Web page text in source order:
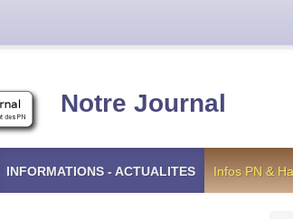
Notre Journal
INFORMATIONS - ACTUALITES Infos PN &
de NotreJournal représente l’ancienne